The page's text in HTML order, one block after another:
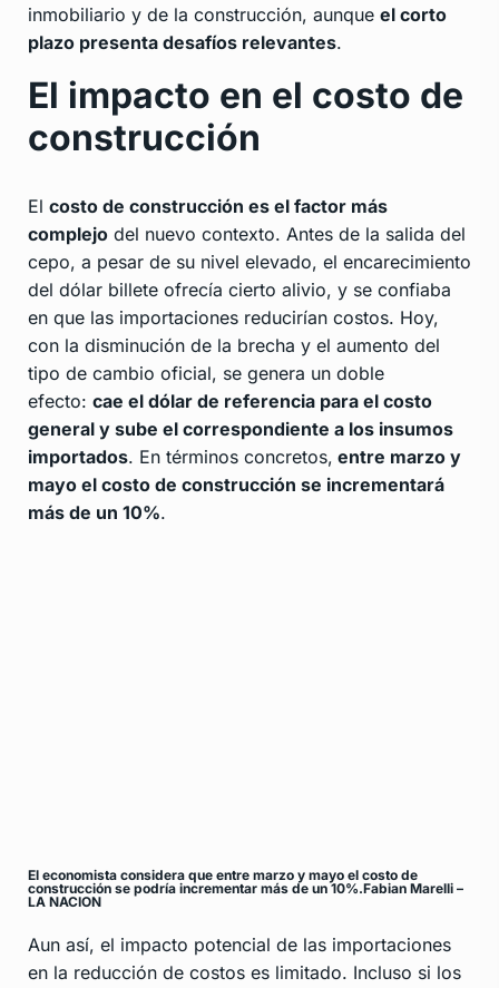
inmobiliario y de la construcción, aunque el corto
plazo presenta desafíos relevantes.
El impacto en el costo de
construcción
El costo de construcción es el factor más
complejo del nuevo contexto. Antes de la salida del
cepo, a pesar de su nivel elevado, el encarecimiento
del dólar billete ofrecía cierto alivio, y se confiaba
en que las importaciones reducirían costos. Hoy,
con la disminución de la brecha y el aumento del
tipo de cambio oficial, se genera un doble
efecto: cae el dólar de referencia para el costo
general y sube el correspondiente a los insumos
importados. En términos concretos, entre marzo y
mayo el costo de construcción se incrementará
más de un 10%.
El economista considera que entre marzo y mayo el costo de
construcción se podría incrementar más de un 10%.Fabian Marelli –
LA NACION
Aun así, el impacto potencial de las importaciones
en la reducción de costos es limitado. Incluso si los